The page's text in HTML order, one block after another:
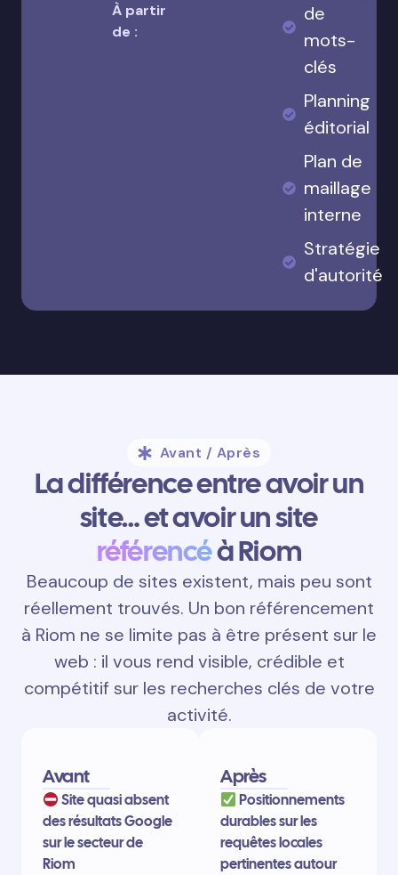
À partir
de :
de
mots-
clés
Planning
éditorial
Plan de
maillage
interne
Stratégie
d'autorité
Avant / Après
La différence entre avoir un
site… et avoir un site
référencéà Riom
Beaucoup de sites existent, mais peu sont
réellement trouvés. Un bon référencement
à Riom ne se limite pas à être présent sur le
web : il vous rend visible, crédible et
compétitif sur les recherches clés de votre
activité.
Avant
Site quasi absent
des résultats Google
sur le secteur de
Riom
Après
Positionnements
durables sur les
requêtes locales
pertinentes autour